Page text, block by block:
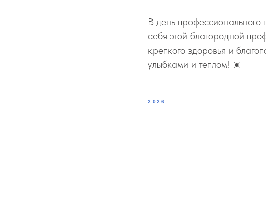
В день
себя этой благородной
крепкого здоровья и
улыбками и теплом! ☀️
2026